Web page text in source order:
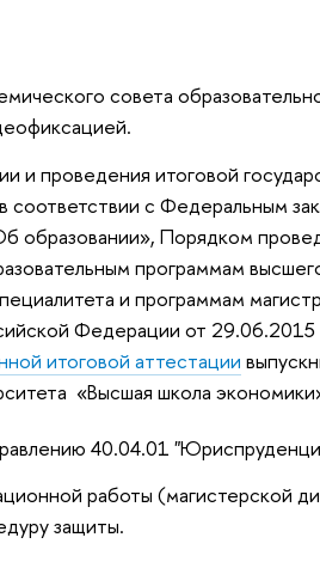
совета
и проведения итоговой
соответствии с Федеральным
Порядком
программам
и программам
Федерации от
итоговой аттестации
«Высшая школа
40.04.01
работы (магистерской
защиты.